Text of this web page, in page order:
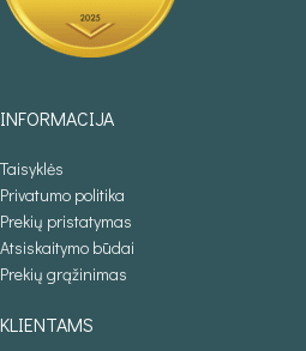
INFORMACIJA
Taisyklės
Privatumo politika
Prekių pristatymas
Atsiskaitymo būdai
Prekių grąžinimas
KLIENTAMS